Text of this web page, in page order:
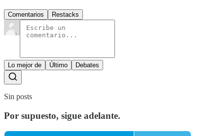
Comentarios Restacks
Lo mejor de Último Debates
Sin posts
Por supuesto, sigue adelante.